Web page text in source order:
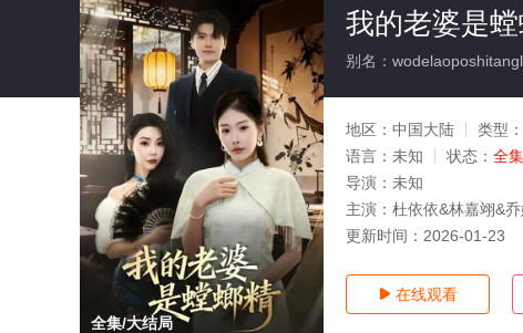
全集/大结局
我的老婆是
别名：
地区： 中国大陆 类型：
语言： 未知 状态： 全集
导演： 未知
主演： 杜依依&林嘉翊&
更新时间： 2026-01-23
 在线观看